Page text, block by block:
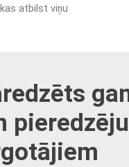
atbilst viņu